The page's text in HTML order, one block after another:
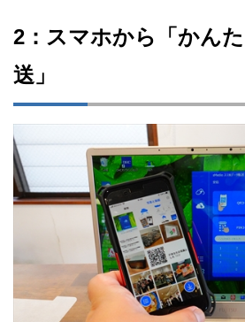
2：スマホから「かん
送」